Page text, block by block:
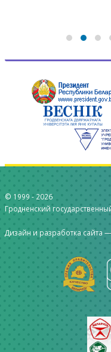
Дизайн и разработка сайта